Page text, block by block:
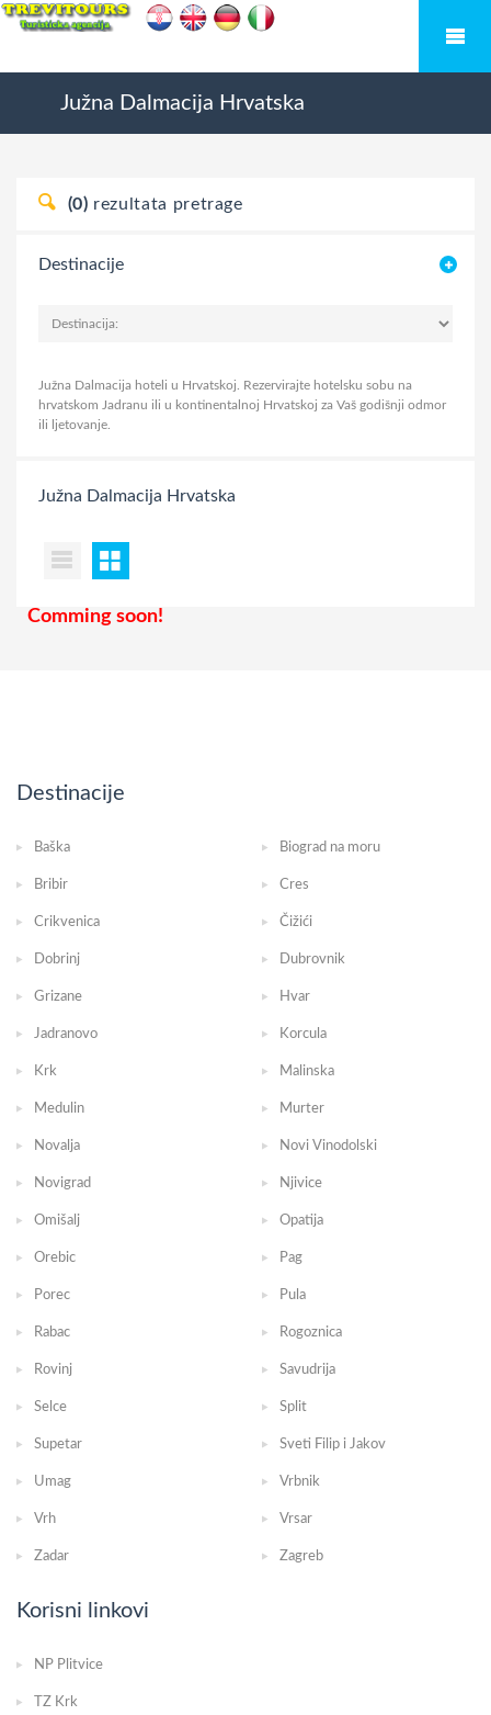
Južna Dalmacija Hrvatska
(0) rezultata pretrage
Destinacije
Južna Dalmacija hoteli u Hrvatskoj. Rezervirajte hotelsku sobu na
hrvatskom Jadranu ili u kontinentalnoj Hrvatskoj za Vaš godišnji odmor
ili ljetovanje.
Južna Dalmacija Hrvatska
Comming soon!
Destinacije
Baška Biograd na moru
Bribir Cres
Crikvenica Čižići
Dobrinj Dubrovnik
Grizane Hvar
Jadranovo Korcula
Krk Malinska
Medulin Murter
Novalja Novi Vinodolski
Novigrad Njivice
Omišalj Opatija
Orebic Pag
Porec Pula
Rabac Rogoznica
Rovinj Savudrija
Selce Split
Supetar Sveti Filip i Jakov
Umag Vrbnik
Vrh Vrsar
Zadar Zagreb
Korisni linkovi
NP Plitvice
TZ Krk